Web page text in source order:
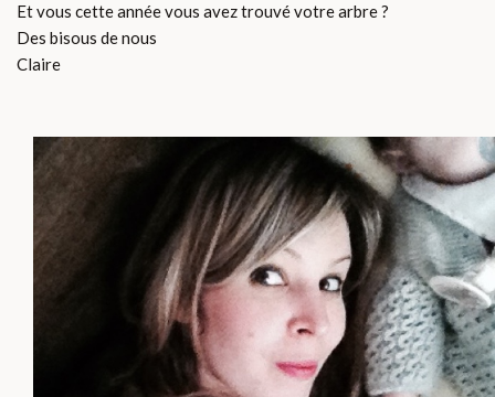
Et vous cette année vous avez trouvé votre arbre ?
Des bisous de nous
Claire